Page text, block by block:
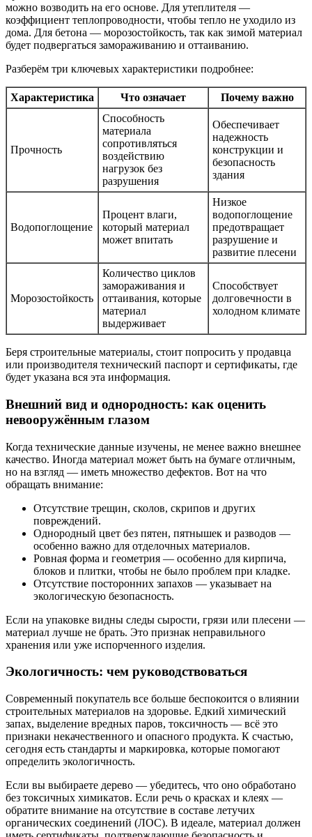
можно возводить на его основе. Для утеплителя —
коэффициент теплопроводности, чтобы тепло не уходило из
дома. Для бетона — морозостойкость, так как зимой материал
будет подвергаться замораживанию и оттаиванию.
Разберём три ключевых характеристики подробнее:
Характеристика Что означает Почему важно
Прочность
Способность
материала
сопротивляться
воздействию
нагрузок без
разрушения
Обеспечивает
надежность
конструкции и
безопасность
здания
Водопоглощение
Процент влаги,
который материал
может впитать
Низкое
водопоглощение
предотвращает
разрушение и
развитие плесени
Морозостойкость
Количество циклов
замораживания и
оттаивания, которые
материал
выдерживает
Способствует
долговечности в
холодном климате
Беря строительные материалы, стоит попросить у продавца
или производителя технический паспорт и сертификаты, где
будет указана вся эта информация.
Внешний вид и однородность: как оценить
невооружённым глазом
Когда технические данные изучены, не менее важно внешнее
качество. Иногда материал может быть на бумаге отличным,
но на взгляд — иметь множество дефектов. Вот на что
обращать внимание:
Отсутствие трещин, сколов, скрипов и других
повреждений.
Однородный цвет без пятен, пятнышек и разводов —
особенно важно для отделочных материалов.
Ровная форма и геометрия — особенно для кирпича,
блоков и плитки, чтобы не было проблем при кладке.
Отсутствие посторонних запахов — указывает на
экологическую безопасность.
Если на упаковке видны следы сырости, грязи или плесени —
материал лучше не брать. Это признак неправильного
хранения или уже испорченного изделия.
Экологичность: чем руководствоваться
Современный покупатель все больше беспокоится о влиянии
строительных материалов на здоровье. Едкий химический
запах, выделение вредных паров, токсичность — всё это
признаки некачественного и опасного продукта. К счастью,
сегодня есть стандарты и маркировка, которые помогают
определить экологичность.
Если вы выбираете дерево — убедитесь, что оно обработано
без токсичных химикатов. Если речь о красках и клеях —
обратите внимание на отсутствие в составе летучих
органических соединений (ЛОС). В идеале, материал должен